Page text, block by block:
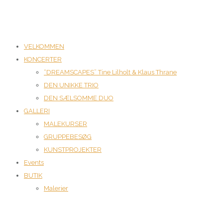
VELKOMMEN
KONCERTER
“DREAMSCAPES” Tine Lilholt & Klaus Thrane
DEN UNIKKE TRIO
DEN SÆLSOMME DUO
GALLERI
MALEKURSER
GRUPPEBESØG
KUNSTPROJEKTER
Events
BUTIK
Malerier